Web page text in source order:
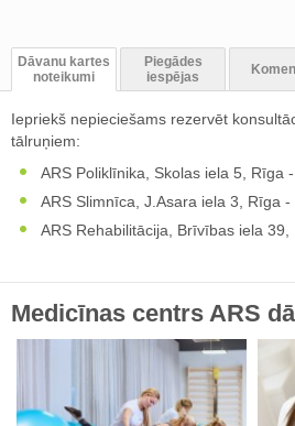
Dāvanu kartes
noteikumi
Piegādes
iespējas
Iepriekš nepieciešams rezervēt
tālruņiem:
ARS Poliklīnika, Skolas iela 5, Rīga
ARS Slimnīca, J.Asara iela 3, Rīga
ARS Rehabilitācija, Brīvības iela 39,
Medicīnas centrs ARS